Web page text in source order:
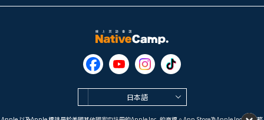
日本語